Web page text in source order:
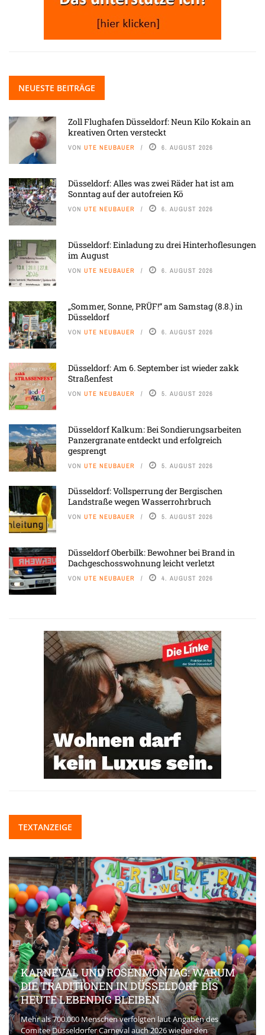
NEUESTE BEITRÄGE
Zoll Flughafen Düsseldorf: Neun Kilo Kokain an
kreativen Orten versteckt
VON UTE NEUBAUER 6. AUGUST 2026
Düsseldorf: Alles was zwei Räder hat ist am
Sonntag auf der autofreien Kö
VON UTE NEUBAUER 6. AUGUST 2026
Düsseldorf: Einladung zu drei Hinterhoflesungen
im August
VON UTE NEUBAUER 6. AUGUST 2026
„Sommer, Sonne, PRÜF!“ am Samstag (8.8.) in
Düsseldorf
VON UTE NEUBAUER 6. AUGUST 2026
Düsseldorf: Am 6. September ist wieder zakk
Straßenfest
VON UTE NEUBAUER 5. AUGUST 2026
Düsseldorf Kalkum: Bei Sondierungsarbeiten
Panzergranate entdeckt und erfolgreich
gesprengt
VON UTE NEUBAUER 5. AUGUST 2026
Düsseldorf: Vollsperrung der Bergischen
Landstraße wegen Wasserrohrbruch
VON UTE NEUBAUER 5. AUGUST 2026
Düsseldorf Oberbilk: Bewohner bei Brand in
Dachgeschosswohnung leicht verletzt
VON UTE NEUBAUER 4. AUGUST 2026
TEXTANZEIGE
KARNEVAL UND ROSENMONTAG: WARUM
DIE TRADITIONEN IN DÜSSELDORF BIS
HEUTE LEBENDIG BLEIBEN
Mehr als 700.000 Menschen verfolgten laut Angaben des
Comitee Düsseldorfer Carneval auch 2026 wieder den